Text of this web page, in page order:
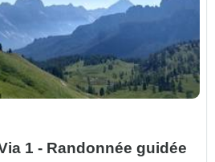
1 - Randonnée guidée